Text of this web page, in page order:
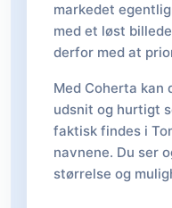
markedet
med et løst
derfor med at
Med Coherta kan
udsnit og hurtigt
faktisk findes i
navnene. Du ser
størrelse og